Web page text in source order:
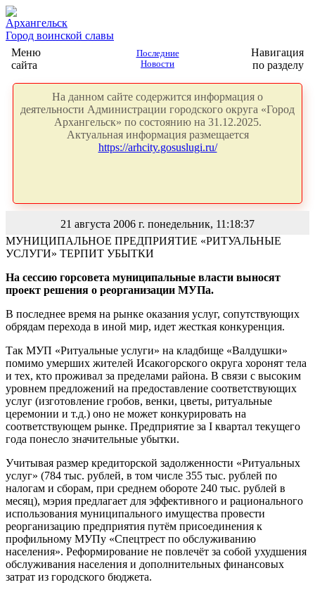
Архангельск
Город воинской славы
Меню
сайта
Последние
Новости
Навигация
по разделу
На данном сайте содержится информация о
деятельности Администрации городского округа «Город
Архангельск» по состоянию на 31.12.2025.
Актуальная информация размещается
https://arhcity.gosuslugi.ru/
21 августа 2006 г. понедельник, 11:18:37
МУНИЦИПАЛЬНОЕ ПРЕДПРИЯТИЕ «РИТУАЛЬНЫЕ
УСЛУГИ» ТЕРПИТ УБЫТКИ
На сессию горсовета муниципальные власти выносят
проект решения о реорганизации МУПа.
В последнее время на рынке оказания услуг, сопутствующих
обрядам перехода в иной мир, идет жесткая конкуренция.
Так МУП «Ритуальные услуги» на кладбище «Валдушки»
помимо умерших жителей Исакогорского округа хоронят тела
и тех, кто проживал за пределами района. В связи с высоким
уровнем предложений на предоставление соответствующих
услуг (изготовление гробов, венки, цветы, ритуальные
церемонии и т.д.) оно не может конкурировать на
соответствующем рынке. Предприятие за I квартал текущего
года понесло значительные убытки.
Учитывая размер кредиторской задолженности «Ритуальных
услуг» (784 тыс. рублей, в том числе 355 тыс. рублей по
налогам и сборам, при среднем обороте 240 тыс. рублей в
месяц), мэрия предлагает для эффективного и рационального
использования муниципального имущества провести
реорганизацию предприятия путём присоединения к
профильному МУПу «Спецтрест по обслуживанию
населения». Реформирование не повлечёт за собой ухудшения
обслуживания населения и дополнительных финансовых
затрат из городского бюджета.